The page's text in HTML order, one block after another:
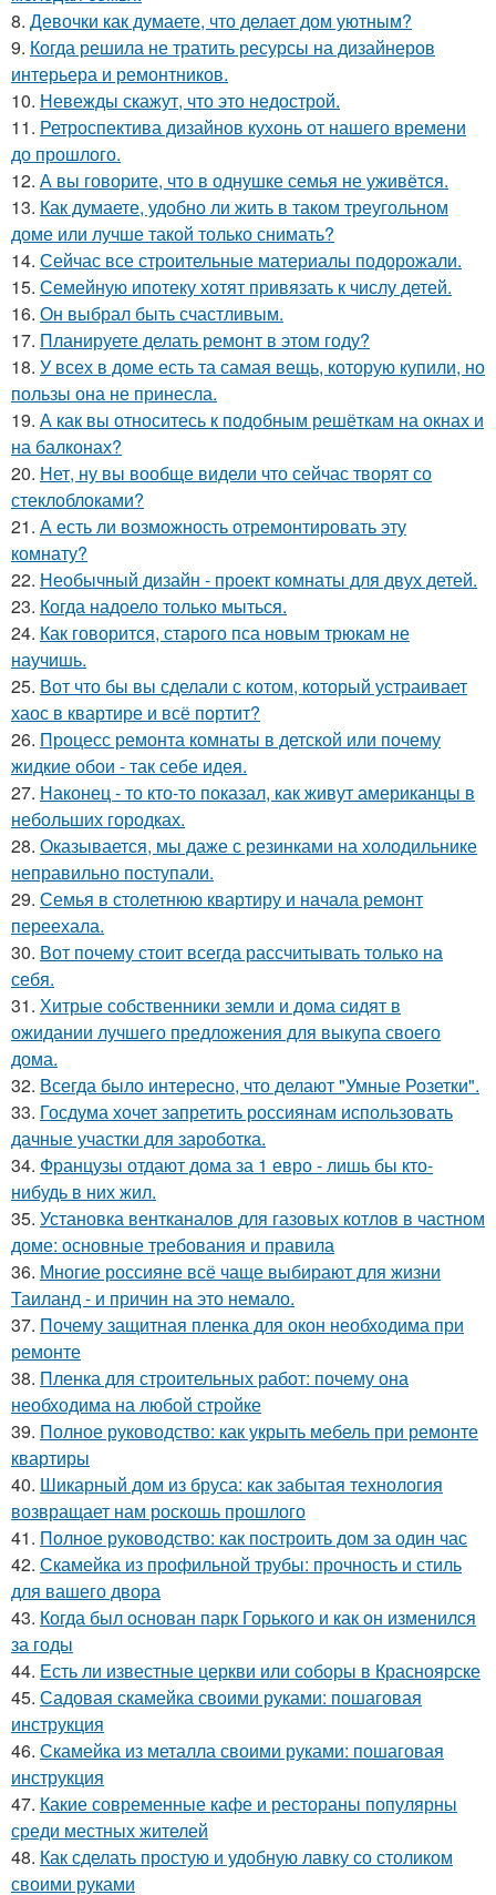
8. Девочки как думаете, что делает дом уютным?
9. Когда решила не тратить ресурсы на дизайнеров
интерьера и ремонтников.
10. Невежды скажут, что это недострой.
11. Ретроспектива дизайнов кухонь от нашего времени
до прошлого.
12. А вы говорите, что в однушке семья не уживётся.
13. Как думаете, удобно ли жить в таком треугольном
доме или лучше такой только снимать?
14. Сейчас все строительные материалы подорожали.
15. Семейную ипотеку хотят привязать к числу детей.
16. Он выбрал быть счастливым.
17. Планируете делать ремонт в этом году?
18. У всех в доме есть та самая вещь, которую купили, но
пользы она не принесла.
19. А как вы относитесь к подобным решёткам на окнах и
на балконах?
20. Нет, ну вы вообще видели что сейчас творят со
стеклоблоками?
21. А есть ли возможность отремонтировать эту
комнату?
22. Необычный дизайн - проект комнаты для двух детей.
23. Когда надоело только мыться.
24. Как говорится, старого пса новым трюкам не
научишь.
25. Вот что бы вы сделали с котом, который устраивает
хаос в квартире и всё портит?
26. Процесс ремонта комнаты в детской или почему
жидкие обои - так себе идея.
27. Наконец - то кто-то показал, как живут американцы в
небольших городках.
28. Оказывается, мы даже с резинками на холодильнике
неправильно поступали.
29. Семья в столетнюю квартиру и начала ремонт
переехала.
30. Вот почему стоит всегда рассчитывать только на
себя.
31. Хитрые собственники земли и дома сидят в
ожидании лучшего предложения для выкупа своего
дома.
32. Всегда было интересно, что делают "Умные Розетки".
33. Госдума хочет запретить россиянам использовать
дачные участки для зароботка.
34. Французы отдают дома за 1 евро - лишь бы кто-
нибудь в них жил.
35. Установка вентканалов для газовых котлов в частном
доме: основные требования и правила
36. Многие россияне всё чаще выбирают для жизни
Таиланд - и причин на это немало.
37. Почему защитная пленка для окон необходима при
ремонте
38. Пленка для строительных работ: почему она
необходима на любой стройке
39. Полное руководство: как укрыть мебель при ремонте
квартиры
40. Шикарный дом из бруса: как забытая технология
возвращает нам роскошь прошлого
41. Полное руководство: как построить дом за один час
42. Скамейка из профильной трубы: прочность и стиль
для вашего двора
43. Когда был основан парк Горького и как он изменился
за годы
44. Есть ли известные церкви или соборы в Красноярске
45. Садовая скамейка своими руками: пошаговая
инструкция
46. Скамейка из металла своими руками: пошаговая
инструкция
47. Какие современные кафе и рестораны популярны
среди местных жителей
48. Как сделать простую и удобную лавку со столиком
своими руками